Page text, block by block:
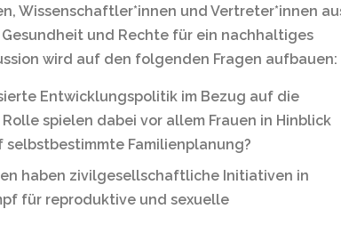
Wissenschaftler*innen und Vertreter*innen
und Rechte für ein nachhaltiges
wird auf den folgenden Fragen aufbauen:
Entwicklungspolitik im Bezug auf die
spielen dabei vor allem Frauen in Hinblick
Familienplanung?
haben zivilgesellschaftliche Initiativen in
für reproduktive und sexuelle